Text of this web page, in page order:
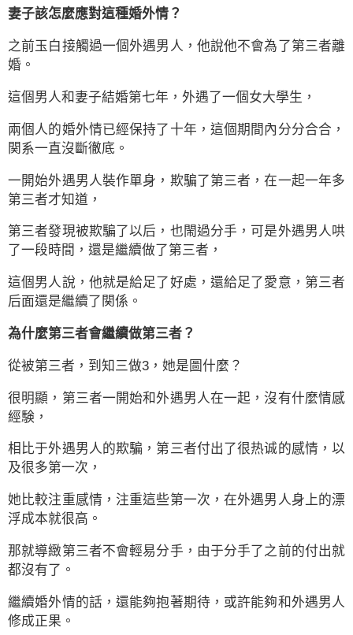
妻子該怎麼應對這種婚外情？
之前玉白接觸過一個外遇男人，他說他不會為了第三者離
婚。
這個男人和妻子結婚第七年，外遇了一個女大學生，
兩個人的婚外情已經保持了十年，這個期間內分分合合，
関系一直沒斷徹底。
一開始外遇男人裝作單身，欺騙了第三者，在一起一年多
第三者才知道，
第三者發現被欺騙了以后，也閙過分手，可是外遇男人哄
了一段時間，還是繼續做了第三者，
這個男人說，他就是給足了好處，還給足了愛意，第三者
后面還是繼續了関係。
為什麼第三者會繼續做第三者？
從被第三者，到知三做3，她是圖什麼？
很明顯，第三者一開始和外遇男人在一起，沒有什麼情感
經験，
相比于外遇男人的欺騙，第三者付出了很热诚的感情，以
及很多第一次，
她比較注重感情，注重這些第一次，在外遇男人身上的漂
浮成本就很高。
那就導緻第三者不會輕易分手，由于分手了之前的付出就
都沒有了。
繼續婚外情的話，還能夠抱著期待，或許能夠和外遇男人
修成正果。